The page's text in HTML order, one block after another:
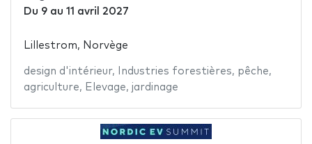
Du 9au 11 avril 2027
Lillestrom, Norvège
design d'intérieur, Industries forestières, pêche,
agriculture, Elevage, jardinage